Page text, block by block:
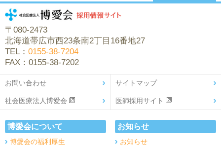
〒080-2473
北海道帯広市西23条南2丁目16番地27
TEL： 0155-38-7204
FAX：0155-38-7202
お問い合わせ サイトマップ
社会医療法人博愛会 医師採用サイト
博愛会について
博愛会の福利厚生
お知らせ
お知らせ